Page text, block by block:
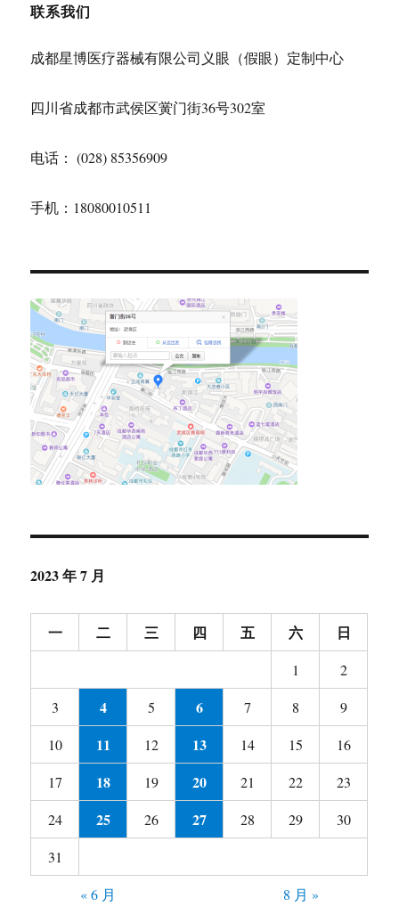
联系我们
成都星博医疗器械有限公司义眼（假眼）定制中心
四川省成都市武侯区黉门街36号302室
电话： (028) 85356909
手机：18080010511
2023 年 7 月
一 二 三 四 五 六 日
1
2
3
4 5 6 7 8
9
10
11 12 13 14 15
16
17
18 19 20 21 22
23
24
25 26 27 28 29
30
31
« 6 月
8 月 »